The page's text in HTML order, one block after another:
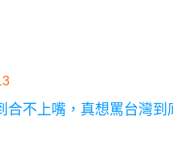
不上嘴，真想罵台灣到